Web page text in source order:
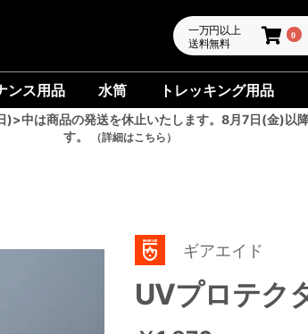
一万円以上
送料無料
0
ンス用品 水筒 トレッキング用品
中は商品の発送を休止いたします。8月7日(金)以
す。
（詳細はこちら）
ギアエイド
UVプロテク